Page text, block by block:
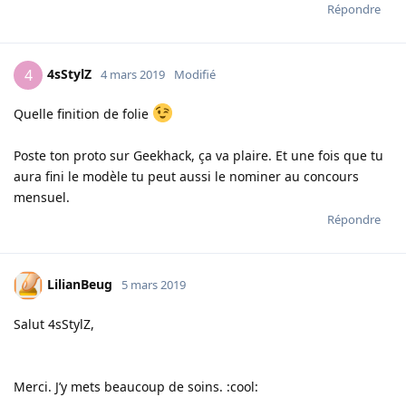
Répondre
4 4sStylZ 4 mars 2019 Modifié
Quelle finition de folie
Poste ton proto sur Geekhack, ça va plaire. Et une fois que tu
aura fini le modèle tu peut aussi le nominer au concours
mensuel.
Répondre
LilianBeug 5 mars 2019
Salut 4sStylZ,
Merci. J’y mets beaucoup de soins. :cool: